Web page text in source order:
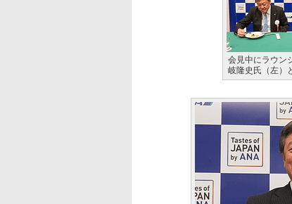
会見中にラウン
岐隆史氏（左）